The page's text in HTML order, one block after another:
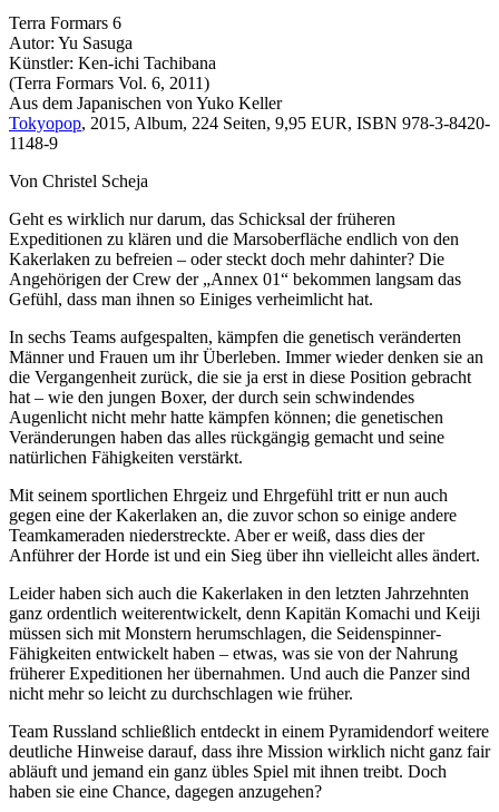
Terra Formars 6
Autor: Yu Sasuga
Künstler: Ken-ichi Tachibana
(Terra Formars Vol. 6, 2011)
Aus dem Japanischen von Yuko Keller
Tokyopop, 2015, Album, 224 Seiten, 9,95 EUR, ISBN 978-3-8420-
1148-9
Von Christel Scheja
Geht es wirklich nur darum, das Schicksal der früheren
Expeditionen zu klären und die Marsoberfläche endlich von den
Kakerlaken zu befreien – oder steckt doch mehr dahinter? Die
Angehörigen der Crew der „Annex 01“ bekommen langsam das
Gefühl, dass man ihnen so Einiges verheimlicht hat.
In sechs Teams aufgespalten, kämpfen die genetisch veränderten
Männer und Frauen um ihr Überleben. Immer wieder denken sie an
die Vergangenheit zurück, die sie ja erst in diese Position gebracht
hat – wie den jungen Boxer, der durch sein schwindendes
Augenlicht nicht mehr hatte kämpfen können; die genetischen
Veränderungen haben das alles rückgängig gemacht und seine
natürlichen Fähigkeiten verstärkt.
Mit seinem sportlichen Ehrgeiz und Ehrgefühl tritt er nun auch
gegen eine der Kakerlaken an, die zuvor schon so einige andere
Teamkameraden niederstreckte. Aber er weiß, dass dies der
Anführer der Horde ist und ein Sieg über ihn vielleicht alles ändert.
Leider haben sich auch die Kakerlaken in den letzten Jahrzehnten
ganz ordentlich weiterentwickelt, denn Kapitän Komachi und Keiji
müssen sich mit Monstern herumschlagen, die Seidenspinner-
Fähigkeiten entwickelt haben – etwas, was sie von der Nahrung
früherer Expeditionen her übernahmen. Und auch die Panzer sind
nicht mehr so leicht zu durchschlagen wie früher.
Team Russland schließlich entdeckt in einem Pyramidendorf weitere
deutliche Hinweise darauf, dass ihre Mission wirklich nicht ganz fair
abläuft und jemand ein ganz übles Spiel mit ihnen treibt. Doch
haben sie eine Chance, dagegen anzugehen?